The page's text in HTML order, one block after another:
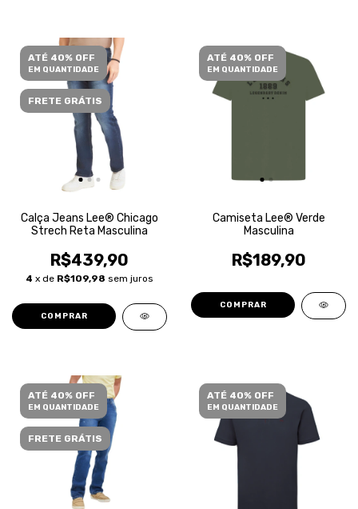
ATÉ 40% OFF
EM QUANTIDADE
FRETE GRÁTIS
Calça Jeans Lee® Chicago
Strech Reta Masculina
R$439,90
4 x de R$109,98 sem juros
COMPRAR
ATÉ 40% OFF
EM QUANTIDADE
Camiseta Lee® Verde
Masculina
R$189,90
COMPRAR
ATÉ 40% OFF
EM QUANTIDADE
FRETE GRÁTIS
ATÉ 40% OFF
EM QUANTIDADE